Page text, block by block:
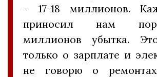
– 17-18 миллионов.
приносил нам
миллионов убытка.
только о зарплате и
не говорю о